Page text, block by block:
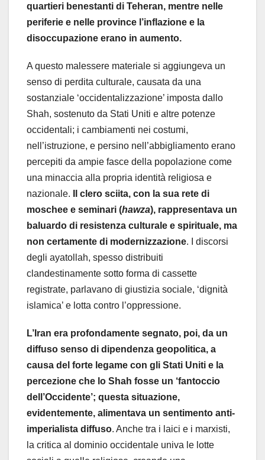
quartieri benestanti di Teheran, mentre nelle
periferie e nelle province l’inflazione e la
disoccupazione erano in aumento.
A questo malessere materiale si aggiungeva un
senso di perdita culturale, causata da una
sostanziale ‘occidentalizzazione’ imposta dallo
Shah, sostenuto da Stati Uniti e altre potenze
occidentali; i cambiamenti nei costumi,
nell’istruzione, e persino nell’abbigliamento erano
percepiti da ampie fasce della popolazione come
una minaccia alla propria identità religiosa e
nazionale. Il clero sciita, con la sua rete di
moschee e seminari (hawza), rappresentava un
baluardo di resistenza culturale e spirituale, ma
non certamente di modernizzazione. I discorsi
degli ayatollah, spesso distribuiti
clandestinamente sotto forma di cassette
registrate, parlavano di giustizia sociale, ‘dignità
islamica’ e lotta contro l’oppressione.
L’Iran era profondamente segnato, poi, da un
diffuso senso di dipendenza geopolitica, a
causa del forte legame con gli Stati Uniti e la
percezione che lo Shah fosse un ‘fantoccio
dell’Occidente’; questa situazione,
evidentemente, alimentava un sentimento anti-
imperialista diffuso. Anche tra i laici e i marxisti,
la critica al dominio occidentale univa le lotte